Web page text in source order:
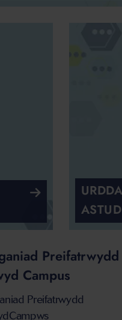
Preifatrwydd
Campus
Preifatrwydd